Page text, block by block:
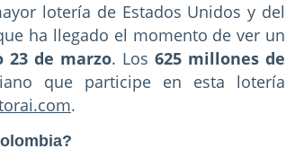
lotería de Estados Unidos y del
ha llegado el momento de ver un
23 de marzo. Los625 millones de
que participe en esta lotería
.